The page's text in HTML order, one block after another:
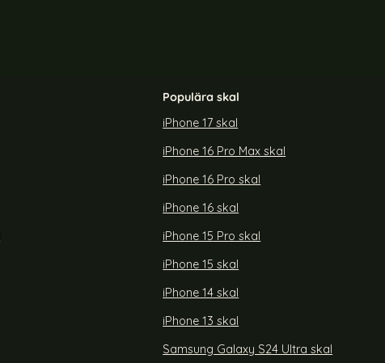
Populära skal
iPhone 17 skal
iPhone 16 Pro Max skal
iPhone 16 Pro skal
iPhone 16 skal
iPhone 15 Pro skal
iPhone 15 skal
iPhone 14 skal
iPhone 13 skal
Samsung Galaxy S24 Ultra skal